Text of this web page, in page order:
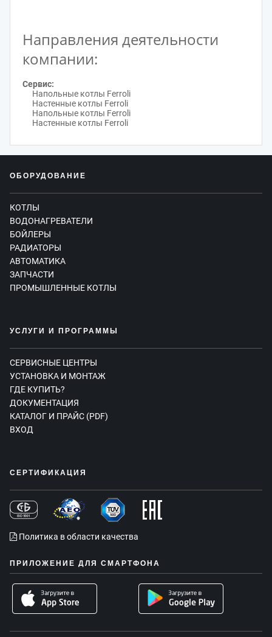
Направления деятельности
компании:
Сервис:
Напольные котлы Ferroli
Настенные котлы Ferroli
Напольные котлы Ferroli
Настенные котлы Ferroli
ОБОРУДОВАНИЕ
КОТЛЫ
ВОДОНАГРЕВАТЕЛИ
БОЙЛЕРЫ
РАДИАТОРЫ
АВТОМАТИКА
ЗАПЧАСТИ
ПРОМЫШЛЕННЫЕ КОТЛЫ
УСЛУГИ И ПРОГРАММЫ
СЕРВИСНЫЕ ЦЕНТРЫ
УСТАНОВКА И МОНТАЖ
ГДЕ КУПИТЬ?
ДОКУМЕНТАЦИЯ
КАТАЛОГ И ПРАЙС (PDF)
ВХОД
СЕРТИФИКАЦИЯ
Политика в области качества
ПРИЛОЖЕНИЕ ДЛЯ СМАРТФОНА